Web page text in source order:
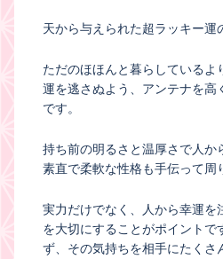
天から与えられた超ラッキー運
ただのほほんと暮らしているよ
運を逃さぬよう、アンテナを高
です。
持ち前の明るさと温厚さで人か
素直で柔軟な性格も手伝って周
実力だけでなく、人から幸運を
を大切にすることがポイントで
ず、その気持ちを相手にたくさ